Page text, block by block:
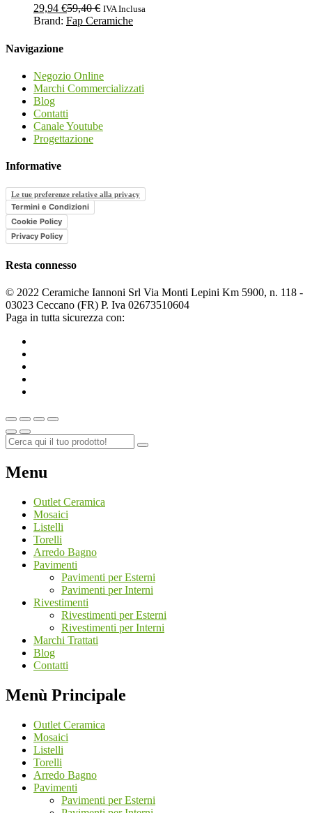
29,94 €59,40€ IVA Inclusa
Brand: Fap Ceramiche
Navigazione
Negozio Online
Marchi Commercializzati
Blog
Contatti
Canale Youtube
Progettazione
Informative
Le tue preferenze relative alla privacy
Termini e Condizioni
Cookie Policy
Privacy Policy
Resta connesso
© 2022 Ceramiche Iannoni Srl Via Monti Lepini Km 5900, n. 118 -
03023 Ceccano (FR) P. Iva 02673510604
Paga in tutta sicurezza con:
Menu
Outlet Ceramica
Mosaici
Listelli
Torelli
Arredo Bagno
Pavimenti
Pavimenti per Esterni
Pavimenti per Interni
Rivestimenti
Rivestimenti per Esterni
Rivestimenti per Interni
Marchi Trattati
Blog
Contatti
Menù Principale
Outlet Ceramica
Mosaici
Listelli
Torelli
Arredo Bagno
Pavimenti
Pavimenti per Esterni